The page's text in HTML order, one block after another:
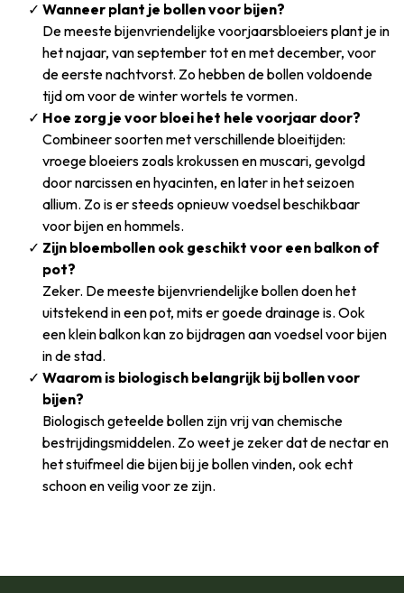
Wanneer plant je bollen voor bijen?
De meeste bijenvriendelijke voorjaarsbloeiers plant je in
het najaar, van september tot en met december, voor
de eerste nachtvorst. Zo hebben de bollen voldoende
tijd om voor de winter wortels te vormen.
Hoe zorg je voor bloei het hele voorjaar door?
Combineer soorten met verschillende bloeitijden:
vroege bloeiers zoals krokussen en muscari, gevolgd
door narcissen en hyacinten, en later in het seizoen
allium. Zo is er steeds opnieuw voedsel beschikbaar
voor bijen en hommels.
Zijn bloembollen ook geschikt voor een balkon of
pot?
Zeker. De meeste bijenvriendelijke bollen doen het
uitstekend in een pot, mits er goede drainage is. Ook
een klein balkon kan zo bijdragen aan voedsel voor bijen
in de stad.
Waarom is biologisch belangrijk bij bollen voor
bijen?
Biologisch geteelde bollen zijn vrij van chemische
bestrijdingsmiddelen. Zo weet je zeker dat de nectar en
het stuifmeel die bijen bij je bollen vinden, ook echt
schoon en veilig voor ze zijn.